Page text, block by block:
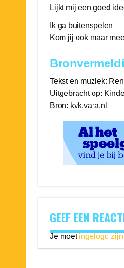
Lijkt mij een goed
Ik ga buitenspelen
Kom jij ook maar mee
Tekst en muziek:
Uitgebracht op:
Bron: kvk.vara.nl
GEEF EEN
Je moet ingelogd